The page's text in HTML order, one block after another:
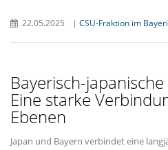
22.05.2025 | CSU-Fraktion im
Bayerisch-
Eine starke
Ebenen
Japan und Bayern verbindet eine